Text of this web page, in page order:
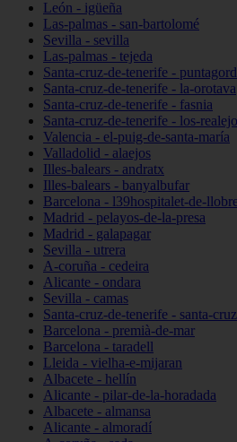
León - igüeña
Las-palmas - san-bartolomé
Sevilla - sevilla
Las-palmas - tejeda
Santa-cruz-de-tenerife -
Santa-cruz-de-tenerife - la-orotava
Santa-cruz-de-tenerife - fasnia
Santa-cruz-de-tenerife - los-
Valencia - el-puig-de-santa-maría
Valladolid - alaejos
Illes-balears - andratx
Illes-balears - banyalbufar
Barcelona - l39hospitalet-de-
Madrid - pelayos-de-la-presa
Madrid - galapagar
Sevilla - utrera
A-coruña - cedeira
Alicante - ondara
Sevilla - camas
Santa-cruz-de-tenerife - santa-
Barcelona - premià-de-mar
Barcelona - taradell
Lleida - vielha-e-mijaran
Albacete - hellín
Alicante - pilar-de-la-horadada
Albacete - almansa
Alicante - almoradí